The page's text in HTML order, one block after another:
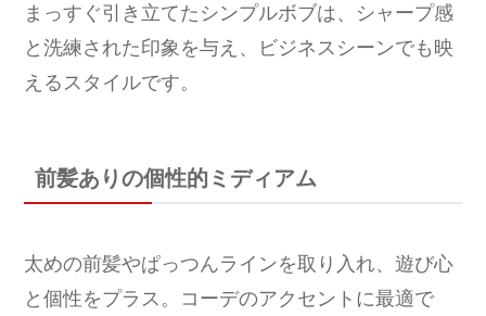
まっすぐ引き立てたシンプルボブは、シャープ感
と洗練された印象を与え、ビジネスシーンでも映
えるスタイルです。
前髪ありの個性的ミディアム
太めの前髪やぱっつんラインを取り入れ、遊び心
と個性をプラス。コーデのアクセントに最適で